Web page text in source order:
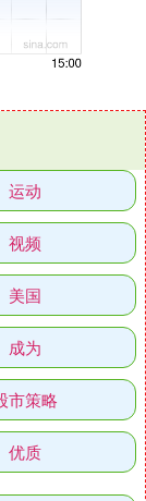
运动
视频
美国
成为
市策略
优质